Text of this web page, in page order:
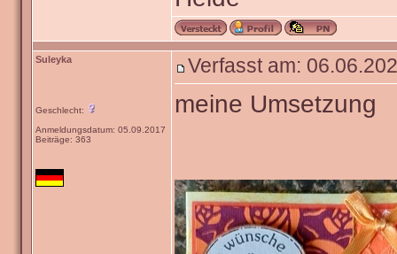
Suleyka
Geschlecht:
Anmeldungsdatum: 05.09.2017
Beiträge: 363
Verfasst am:
meine Umsetzung